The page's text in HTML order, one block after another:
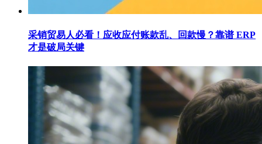
采销贸易人必看！应收应付账款乱、回款慢？靠谱 ERP
才是破局关键